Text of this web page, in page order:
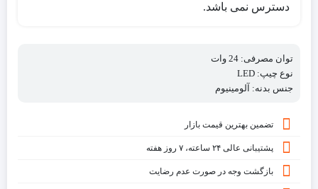
دسترس نمی باشد.
توان مصرفی:
نوع چیپ:
جنس بدنه: آلومینیوم
تضمین بهترین قیمت بازار
پشتیبانی عالی ۲۴ ساعته، ۷ روز هفته
بازگشت وجه در صورت عدم رضایت